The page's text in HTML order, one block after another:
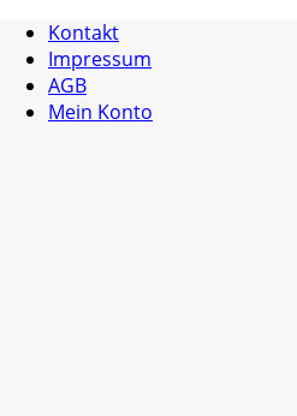
Kontakt
Impressum
AGB
Mein Konto